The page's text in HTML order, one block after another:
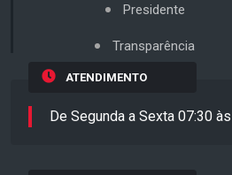
Presidente
Transparência
ATENDIMENTO
De Segunda a Sexta 07:30